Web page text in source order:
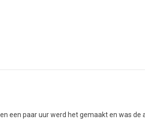
een paar uur werd het gemaakt en was de